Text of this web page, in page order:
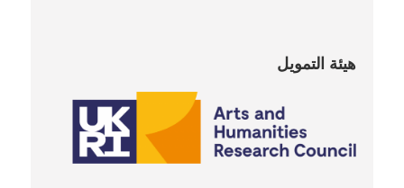
هيئة التمويل